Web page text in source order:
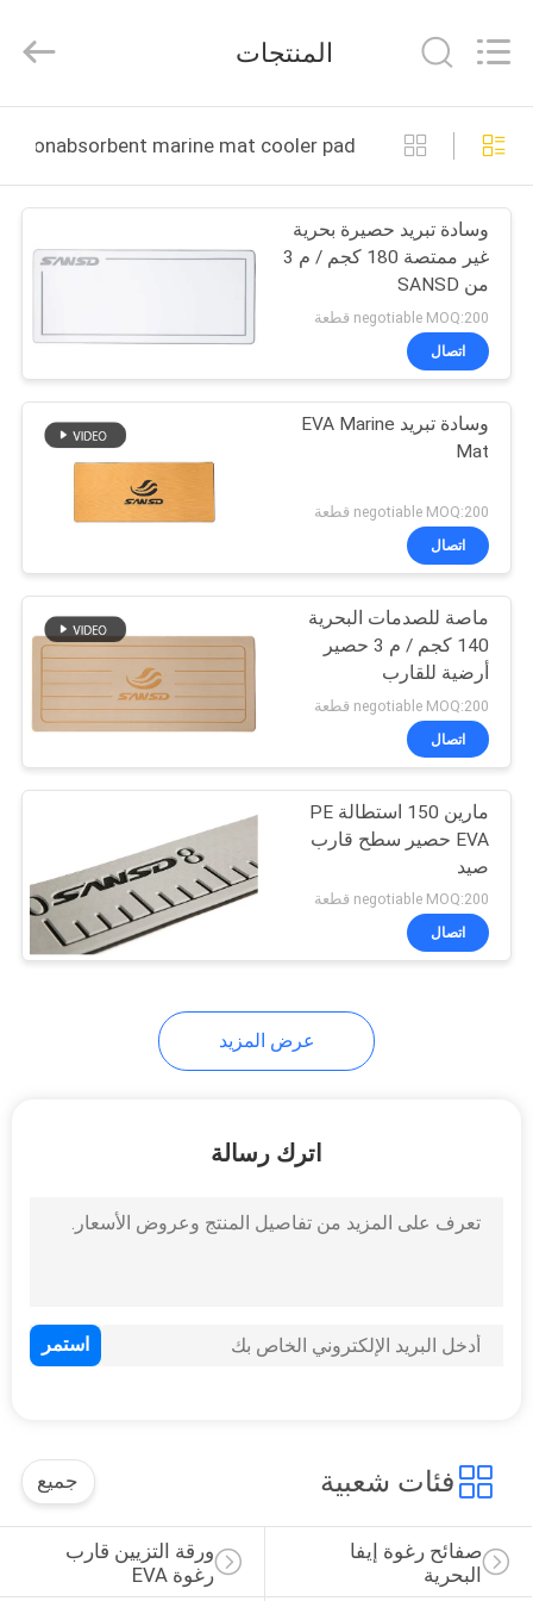
بيت
منتجات
أشرطة
فيديو
معلومات
جولة
في
المعمل
رقابة
جودة
اتصل
أخبار
PRIVACY
Copyright
2025
WeFoam
trading
All
Reserved.
Developed
المنتجات
nonabsorbent marine mat cooler pad التصنيع عبر الإنترنت
وسادة تبريد حصيرة بحرية
غير ممتصة 180 كجم / م 3
من SANSD
negotiable MOQ:200 قطعة
اتصال
وسادة تبريد EVA Marine
Mat
negotiable MOQ:200 قطعة
اتصال
ماصة للصدمات البحرية
140 كجم / م 3 حصير
أرضية للقارب
negotiable MOQ:200 قطعة
اتصال
مارين 150 استطالة PE
EVA حصير سطح قارب
صيد
negotiable MOQ:200 قطعة
اتصال
عرض المزيد
اترك رسالة
فئات شعبية جميع
ورقة التزيين قارب
رغوة EVA
صفائح رغوة إيفا
البحرية